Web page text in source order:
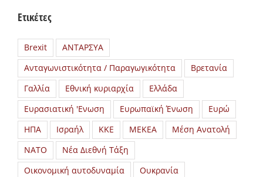
Ετικέτες
Brexit
ΑΝΤΑΡΣΥΑ
Ανταγωνιστικότητα / Παραγωγικότητα
Βρετανία
Γαλλία
Εθνική κυριαρχία
Ελλάδα
Ευρασιατική 'Ενωση
Ευρωπαϊκή Ένωση
Ευρώ
ΗΠΑ
Ισραήλ ΚΚΕ ΜΕΚΕΑ
Μέση Ανατολή
ΝΑΤΟ
Νέα Διεθνή Τάξη
Οικονομική αυτοδυναμία
Ουκρανία